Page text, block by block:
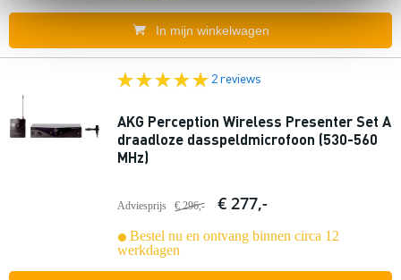
In mijn winkelwagen
2 reviews
AKG Perception Wireless Presenter Set A
draadloze dasspeldmicrofoon (530-560
MHz)
Adviesprijs € 296,- € 277,-
Bestel nu en ontvang binnen circa 12
werkdagen